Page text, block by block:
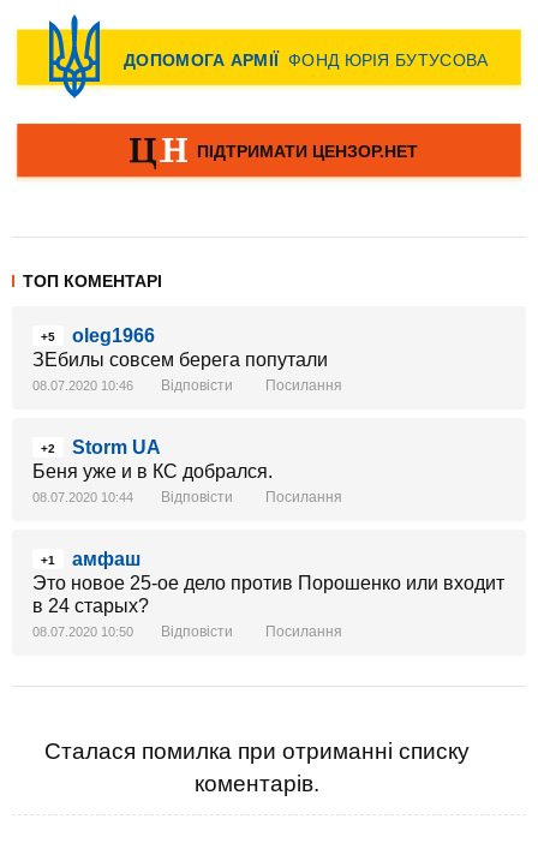
ТОП КОМЕНТАРІ
+5
oleg1966
ЗЕбилы совсем берега попутали
08.07.2020 10:46 Відповісти Посилання
+2
Storm UA
Беня уже и в КС добрался.
08.07.2020 10:44 Відповісти Посилання
+1
амфаш
Это новое 25-ое дело против Порошенко или входит
в 24 старых?
08.07.2020 10:50 Відповісти Посилання
Сталася помилка при отриманні списку
коментарів.